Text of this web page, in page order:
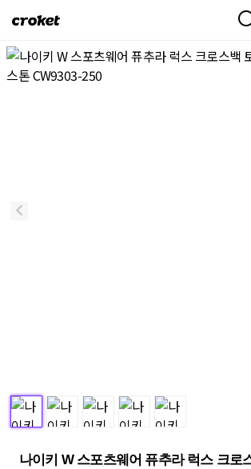
크
켓
나이키 W 스포츠웨어 퓨추라 럭스 크로